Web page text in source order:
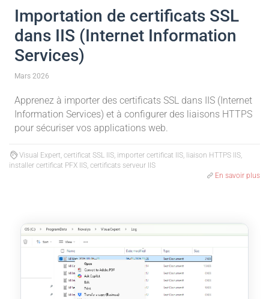
Importation de certificats SSL
dans IIS (Internet Information
Services)
Mars 2026
Apprenez à importer des certificats SSL dans IIS (Internet
Information Services) et à configurer des liaisons HTTPS
pour sécuriser vos applications web.
Visual Expert, certificat SSL IIS, importer certificat IIS, liaison HTTPS IIS,
installer certificat PFX IIS, certificats serveur IIS
En savoir plus